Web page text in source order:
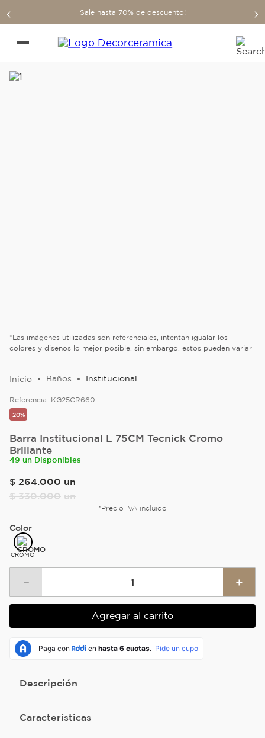
Sale hasta 70% de descuento!
*Las imágenes utilizadas son referenciales, intentan igualar los
colores y diseños lo mejor posible, sin embargo, estos pueden variar
Baños Institucional
Referencia: KG25CR660
20%
Barra Institucional L 75CM Tecnick Cromo
Brillante
49 un Disponibles
$ 264.000 un
$ 330.000 un
*Precio IVA incluido
Color
CROMO
＋
－
Agregar al carrito
Descripción
Características